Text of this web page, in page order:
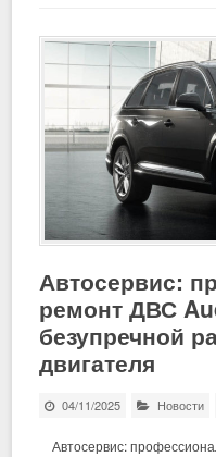
Автосервис:
ремонт ДВС
безупречной
двигателя
04/11/2025 Новости
Автосервис: